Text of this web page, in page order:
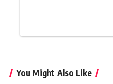
You Might Also Like